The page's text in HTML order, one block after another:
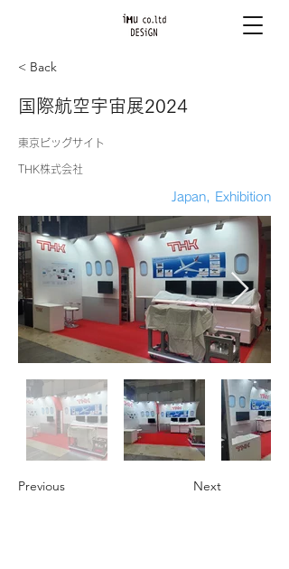
< Back
国際航空宇宙展2024
東京ビッグサイト
THK株式会社
Japan, Exhibition
Previous Next